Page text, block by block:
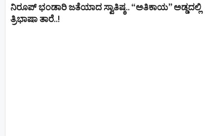
ನಿರೂಪ್ ಭಂಡಾರಿ ಜತೆಯಾದ ಸ್ವಾತಿಷ್ಠ.. “ಅತಿಕಾಯ” ಅಡ್ಡದಲ್ಲಿ
ತ್ರಿಭಾಷಾ ತಾರೆ..!